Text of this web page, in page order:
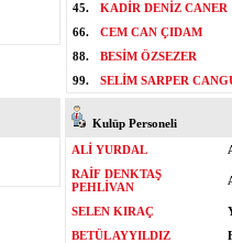
45.
KADİR DENİZ CANER
66.
CEM CAN ÇIDAM
88.
BESİM ÖZSEZER
99.
SELİM SARPER
Kulüp Personeli
ALİ YURDAL
RAİF DENKTAŞ
PEHLİVAN
SELEN KIRAÇ
BETÜL AYYILDIZ